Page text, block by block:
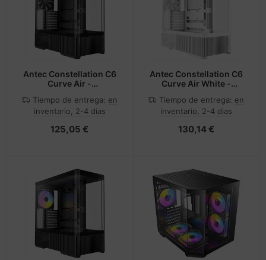
Antec Constellation C6
Curve Air -
Tiempo de entrega: en
inventario, 2-4 dias
125,05 €
Antec Constellation C6
Curve Air White -
Tiempo de entrega: en
inventario, 2-4 dias
130,14 €